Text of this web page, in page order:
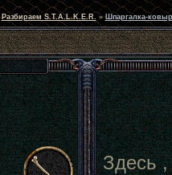
Разбираем S.T.A.L.K.E.R. » Шпаргалка-
Здесь ,